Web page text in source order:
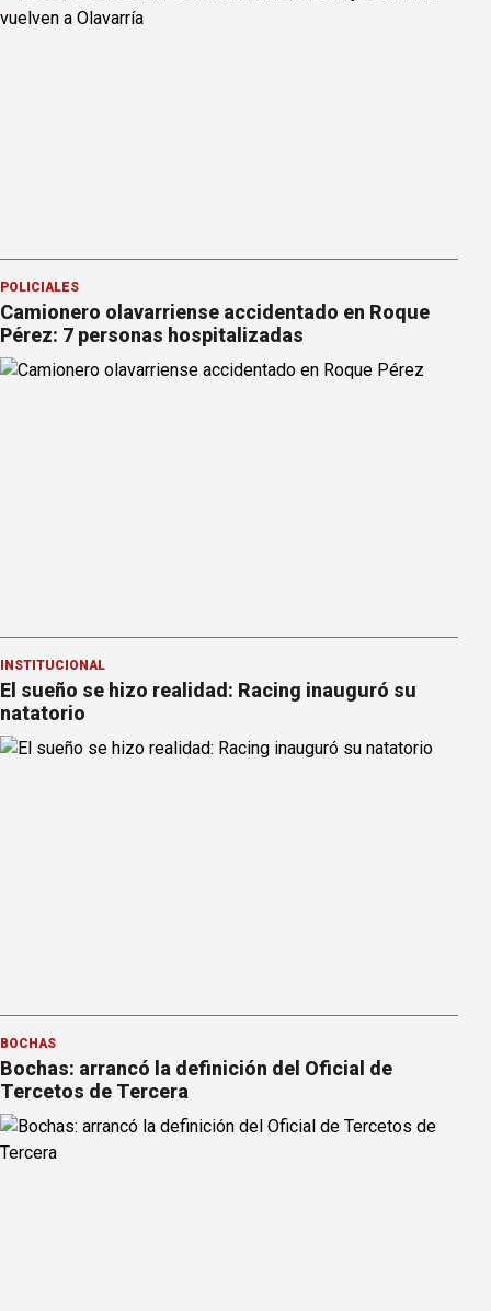
POLICIALES
Camionero olavarriense accidentado en Roque
Pérez: 7 personas hospitalizadas
INSTITUCIONAL
El sueño se hizo realidad: Racing inauguró su
natatorio
BOCHAS
Bochas: arrancó la definición del Oficial de
Tercetos de Tercera